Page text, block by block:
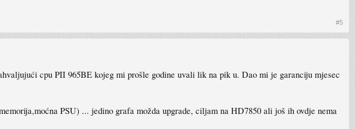
#5
cpu PII 965BE kojeg mi prošle godine uvali lik na pik u. Dao mi je garanciju mjesec
PSU) ... jedino grafa možda upgrade, ciljam na HD7850 ali još ih ovdje nema